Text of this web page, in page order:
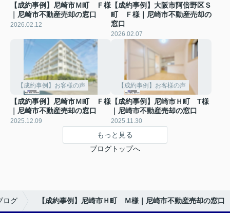
【成約事例】尼崎市Ｍ町 Ｆ様
｜尼崎市不動産売却の窓口
2026.02.12
【成約事例】大阪市阿倍野区Ｓ
町 Ｆ様｜尼崎市不動産売却の
窓口
2026.02.07
【成約事例】お客様の声
【成約事例】尼崎市Ｍ町 Ｆ様
｜尼崎市不動産売却の窓口
2025.12.09
【成約事例】お客様の声
【成約事例】尼崎市Ｈ町 T様
｜尼崎市不動産売却の窓口
2025.11.30
もっと見る
ブログトップへ
ログ 【成約事例】尼崎市Ｈ町 Ｍ様｜尼崎市不動産売却の窓口